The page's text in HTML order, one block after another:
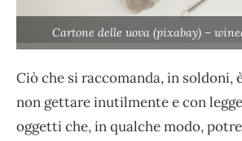
Cartone delle uova (pixabay) –
Ciò che si raccomanda, in soldoni,
non gettare inutilmente e con
oggetti che, in qualche modo,